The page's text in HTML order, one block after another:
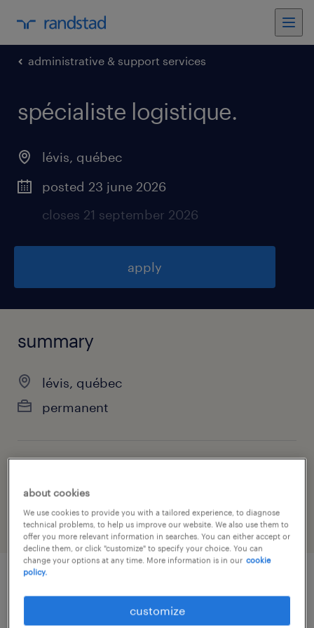
administrative & support services
spécialiste logistique.
lévis, québec
posted 23 june 2026
closes 21 september 2026
apply
summary
lévis, québec
permanent
administrative & support services
job details
about cookies
We use cookies to provide you with a tailored experience, to diagnose
technical problems, to help us improve our website. We also use them to
offer you more relevant information in searches. You can either accept or
decline them, or click "customize" to specify your choice. You can
change your options at any time. More information is in our cookie
policy.
customize